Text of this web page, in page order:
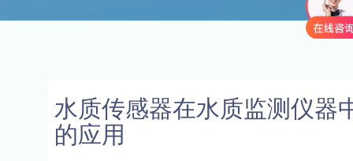
水质传感器在水质监测仪器
的应用